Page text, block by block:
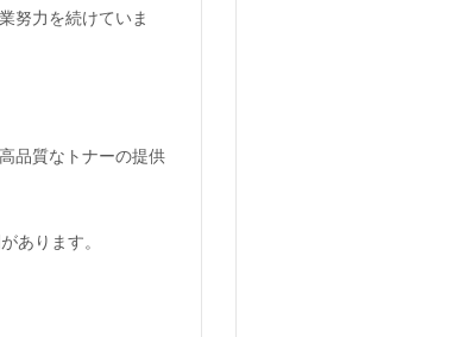
努力を続けていま
品質なトナーの提供
あります。